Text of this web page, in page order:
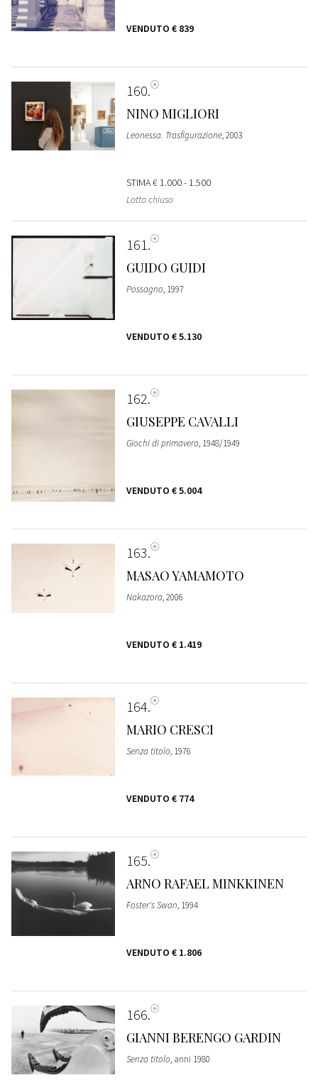
VENDUTO € 839
160
NINO MIGLIORI
Leonessa. Trasfigurazione, 2003
STIMA€ 1.000 - 1.500
Lotto chiuso
161
GUIDO GUIDI
Possagno, 1997
VENDUTO € 5.130
162
GIUSEPPE CAVALLI
Giochi di primavera, 1948/1949
VENDUTO € 5.004
163
MASAO YAMAMOTO
Nakazora, 2006
VENDUTO € 1.419
164
MARIO CRESCI
Senza titolo, 1976
VENDUTO € 774
165
ARNO RAFAEL MINKKINEN
Foster's Swan, 1994
VENDUTO € 1.806
166
GIANNI BERENGO GARDIN
Senza titolo, anni 1980